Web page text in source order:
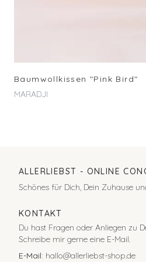
Baumwollkissen "Pink Bird"
MARADJI
ALLERLIEBST - ONLINE
Schönes für Dich, Dein Zuhause
KONTAKT
Du hast Fragen oder Anliegen zu
Schreibe mir gerne eine E-Mail.
E-Mail: hallo@allerliebst-shop.de